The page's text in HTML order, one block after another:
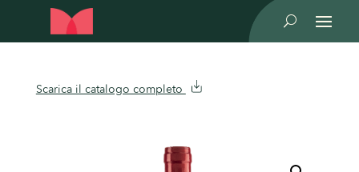
U
Scarica il catalogo completo